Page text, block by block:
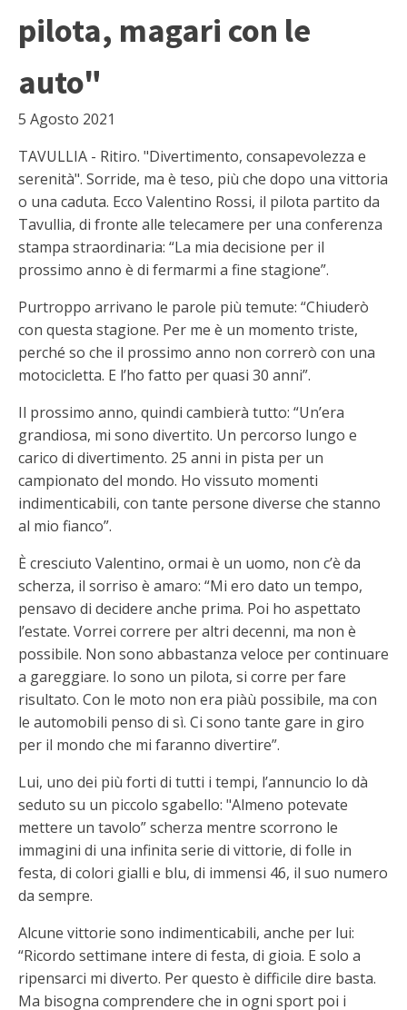
pilota, magari con le
auto"
5 Agosto 2021
TAVULLIA - Ritiro. "Divertimento, consapevolezza e
serenità". Sorride, ma è teso, più che dopo una vittoria
o una caduta. Ecco Valentino Rossi, il pilota partito da
Tavullia, di fronte alle telecamere per una conferenza
stampa straordinaria: “La mia decisione per il
prossimo anno è di fermarmi a fine stagione”.
Purtroppo arrivano le parole più temute: “Chiuderò
con questa stagione. Per me è un momento triste,
perché so che il prossimo anno non correrò con una
motocicletta. E l’ho fatto per quasi 30 anni”.
Il prossimo anno, quindi cambierà tutto: “Un’era
grandiosa, mi sono divertito. Un percorso lungo e
carico di divertimento. 25 anni in pista per un
campionato del mondo. Ho vissuto momenti
indimenticabili, con tante persone diverse che stanno
al mio fianco”.
È cresciuto Valentino, ormai è un uomo, non c’è da
scherza, il sorriso è amaro: “Mi ero dato un tempo,
pensavo di decidere anche prima. Poi ho aspettato
l’estate. Vorrei correre per altri decenni, ma non è
possibile. Non sono abbastanza veloce per continuare
a gareggiare. Io sono un pilota, si corre per fare
risultato. Con le moto non era piàù possibile, ma con
le automobili penso di sì. Ci sono tante gare in giro
per il mondo che mi faranno divertire”.
Lui, uno dei più forti di tutti i tempi, l’annuncio lo dà
seduto su un piccolo sgabello: "Almeno potevate
mettere un tavolo” scherza mentre scorrono le
immagini di una infinita serie di vittorie, di folle in
festa, di colori gialli e blu, di immensi 46, il suo numero
da sempre.
Alcune vittorie sono indimenticabili, anche per lui:
“Ricordo settimane intere di festa, di gioia. E solo a
ripensarci mi diverto. Per questo è difficile dire basta.
Ma bisogna comprendere che in ogni sport poi i